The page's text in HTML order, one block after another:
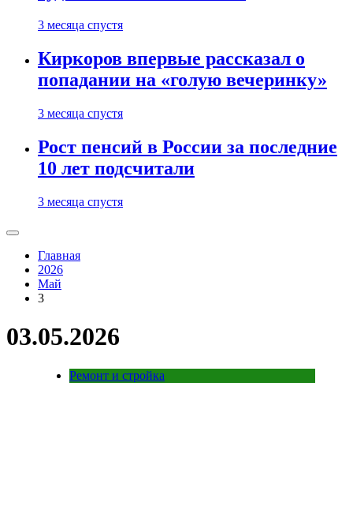
3 месяца спустя
Киркоров впервые рассказал о
попадании на «голую вечеринку»
3 месяца спустя
Рост пенсий в России за последние
10 лет подсчитали
3 месяца спустя
Главная
2026
Май
3
03.05.2026
Ремонт и стройка